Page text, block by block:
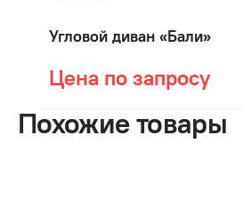
Угловой диван «Бали»
Цена по запросу
Похожие товары